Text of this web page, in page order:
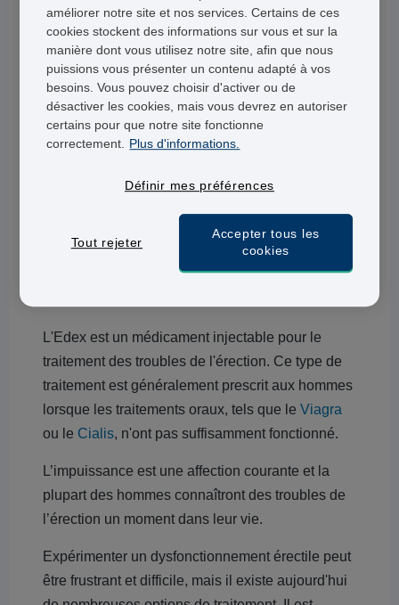
Si un professionnel de santé vous a montré
comment utiliser un traitement injectable à base
d'alprostadil pour les troubles de l'érection (tel
que Caverject), vous pouvez acheter Viridal
auprès de notre pharmacie en ligne.
Viridal auparavant, mais que vous êtes intéressé
par des traitements injectables contre les troubles
de l'érection, veuillez consulter votre médecin
L'Edex est un médicament injectable pour le
traitement des troubles de l'érection. Ce type de
traitement est généralement prescrit aux hommes
lorsque les traitements oraux, tels que le Viagra
ou le Cialis, n'ont pas suffisamment fonctionné.
L’impuissance est une affection courante et la
plupart des hommes connaîtront des troubles de
l’érection un moment dans leur vie.
Expérimenter un dysfonctionnement érectile peut
être frustrant et difficile, mais il existe aujourd'hui
améliorer notre site et nos services. Certains de ces
cookies stockent des informations sur vous et sur la
manière dont vous utilisez notre site, afin que nous
puissions vous présenter un contenu adapté à vos
besoins. Vous pouvez choisir d'activer ou de
désactiver les cookies, mais vous devrez en autoriser
certains pour que notre site fonctionne
correctement. Plus d'informations.
Définir mes préférences
Tout rejeter
Accepter tous les
cookies